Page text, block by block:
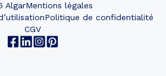
AlgarMentions légales
Politique de confidentialité
CGV